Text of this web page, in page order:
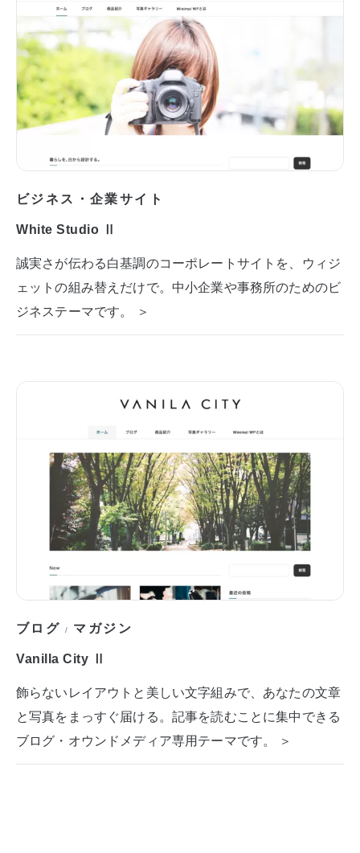
ビジネス・企業サイト
White Studio Ⅱ
誠実さが伝わる白基調のコーポレートサイトを、ウィジ
ェットの組み替えだけで。中小企業や事務所のためのビ
ジネステーマです。 ＞
ブログ / マガジン
Vanilla City Ⅱ
飾らないレイアウトと美しい文字組みで、あなたの文章
と写真をまっすぐ届ける。記事を読むことに集中できる
ブログ・オウンドメディア専用テーマです。 ＞